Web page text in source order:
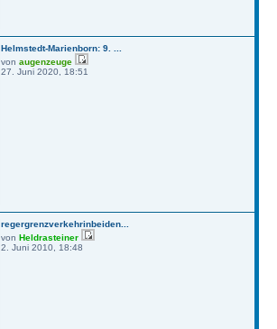
Helmstedt-Marienborn: 9. ...
von augenzeuge
27. Juni 2020, 18:51
regergrenzverkehrinbeiden...
von Heldrasteiner
2. Juni 2010, 18:48